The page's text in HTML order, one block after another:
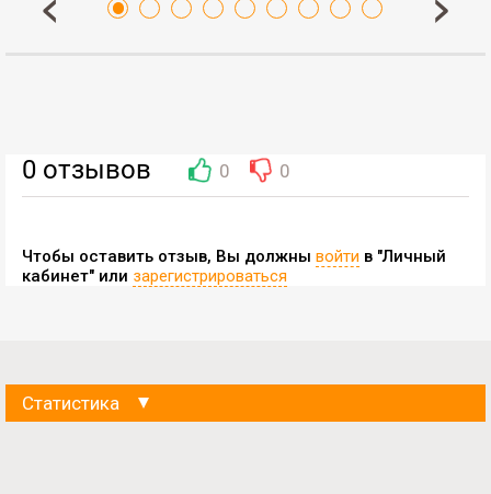
0 отзывов 0 0
Чтобы оставить отзыв, Вы должны войти в "Личный
кабинет" или зарегистрироваться
Статистика